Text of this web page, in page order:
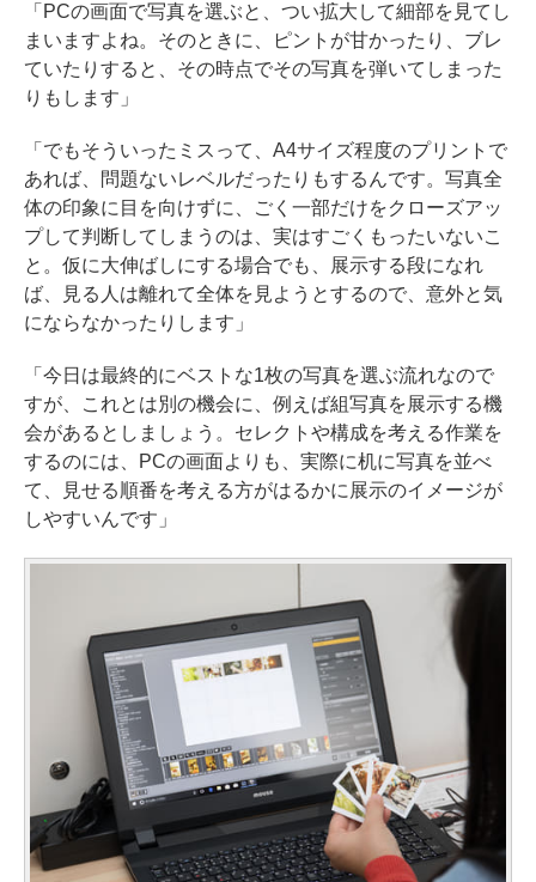
「PCの画面で写真を選ぶと、つい拡大して細部を見てし
まいますよね。そのときに、ピントが甘かったり、ブレ
ていたりすると、その時点でその写真を弾いてしまった
りもします」
「でもそういったミスって、A4サイズ程度のプリントで
あれば、問題ないレベルだったりもするんです。写真全
体の印象に目を向けずに、ごく一部だけをクローズアッ
プして判断してしまうのは、実はすごくもったいないこ
と。仮に大伸ばしにする場合でも、展示する段になれ
ば、見る人は離れて全体を見ようとするので、意外と気
にならなかったりします」
「今日は最終的にベストな1枚の写真を選ぶ流れなので
すが、これとは別の機会に、例えば組写真を展示する機
会があるとしましょう。セレクトや構成を考える作業を
するのには、PCの画面よりも、実際に机に写真を並べ
て、見せる順番を考える方がはるかに展示のイメージが
しやすいんです」